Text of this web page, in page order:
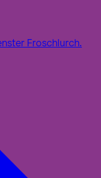
Froschlurch.